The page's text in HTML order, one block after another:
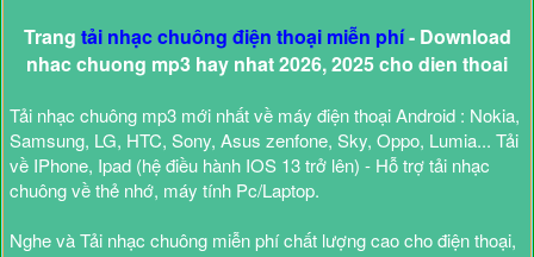
Trang tải nhạc chuông điện thoại miễn phí- Download
nhac chuong mp3 hay nhat 2026, 2025 cho dien thoai
Tải nhạc chuông mp3 mới nhất về máy điện thoại Android : Nokia,
Samsung, LG, HTC, Sony, Asus zenfone, Sky, Oppo, Lumia... Tải
về IPhone, Ipad (hệ điều hành IOS 13 trở lên) - Hỗ trợ tải nhạc
chuông về thẻ nhớ, máy tính Pc/Laptop.
Nghe và Tải nhạc chuông miễn phí chất lượng cao cho điện thoại,